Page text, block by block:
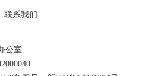
联系我们
公室